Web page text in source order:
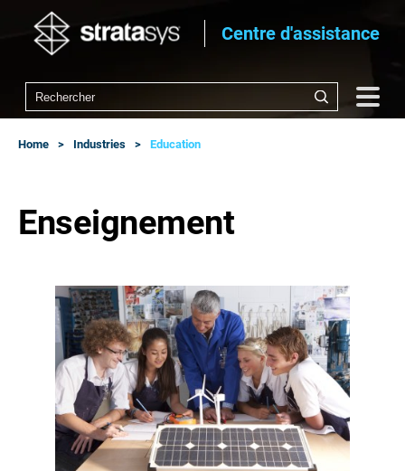
Centre d'assistance
Home Industries Education
Enseignement